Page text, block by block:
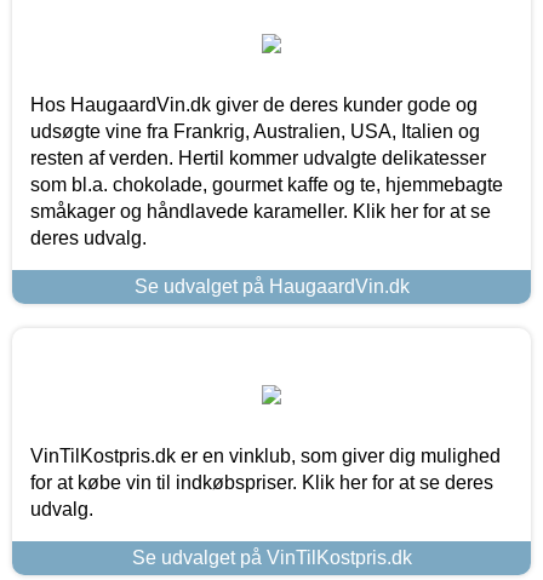
Hos HaugaardVin.dk giver de deres kunder gode og
udsøgte vine fra Frankrig, Australien, USA, Italien og
resten af verden. Hertil kommer udvalgte delikatesser
som bl.a. chokolade, gourmet kaffe og te, hjemmebagte
småkager og håndlavede karameller. Klik her for at se
deres udvalg.
Se udvalget på HaugaardVin.dk
VinTilKostpris.dk er en vinklub, som giver dig mulighed
for at købe vin til indkøbspriser. Klik her for at se deres
udvalg.
Se udvalget på VinTilKostpris.dk